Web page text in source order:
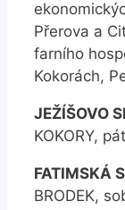
Přerova a
farního
Kokorách,
JEŽÍŠOVO
KOKORY,
FATIMSKÁ
BRODEK,